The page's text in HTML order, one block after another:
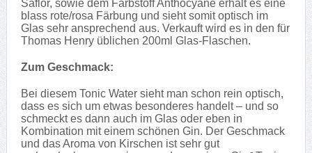
Saflor, sowie dem Farbstoff Anthocyane erhält es eine
blass rote/rosa Färbung und sieht somit optisch im
Glas sehr ansprechend aus. Verkauft wird es in den für
Thomas Henry üblichen 200ml Glas-Flaschen.
Zum Geschmack:
Bei diesem Tonic Water sieht man schon rein optisch,
dass es sich um etwas besonderes handelt – und so
schmeckt es dann auch im Glas oder eben in
Kombination mit einem schönen Gin. Der Geschmack
und das Aroma von Kirschen ist sehr gut